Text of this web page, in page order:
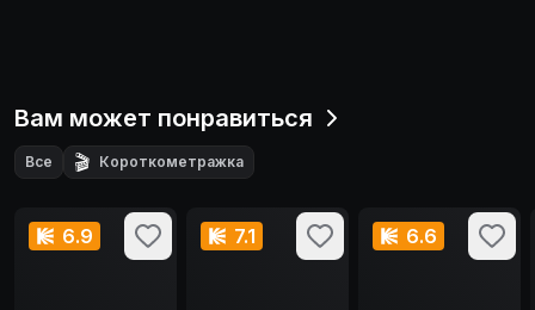
Вам может понравиться
Все 🎬 Короткометражка
6.9 7.1 6.6